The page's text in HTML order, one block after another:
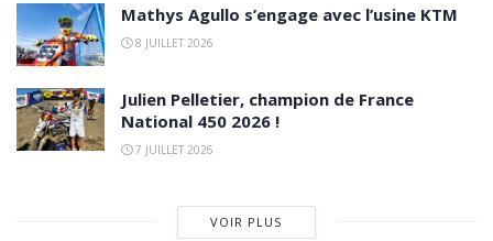
Mathys Agullo s’engage avec l’usine KTM
8 JUILLET 2026
Julien Pelletier, champion de France
National 450 2026 !
7 JUILLET 2026
VOIR PLUS